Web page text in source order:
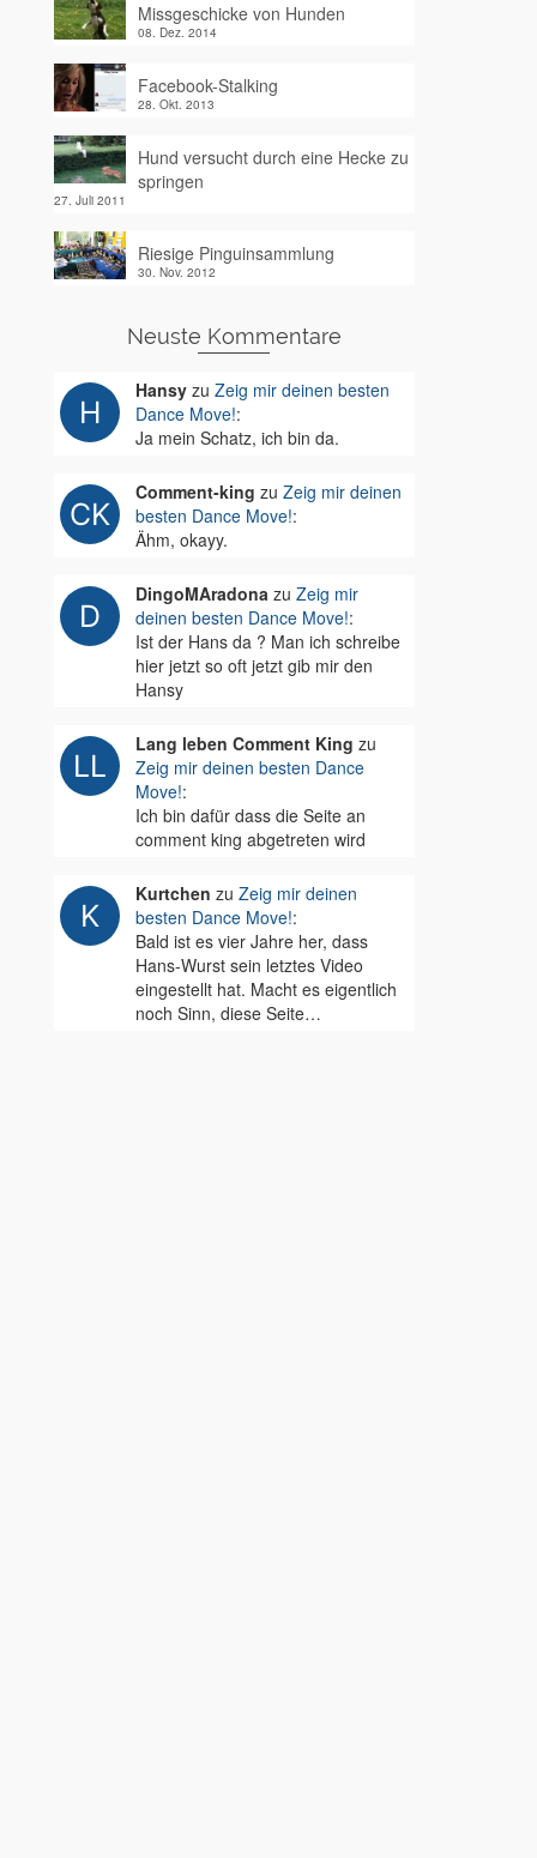
Missgeschicke von Hunden
08. Dez. 2014
Facebook-Stalking
28. Okt. 2013
Hund versucht durch eine Hecke zu
springen
27. Juli 2011
Riesige Pinguinsammlung
30. Nov. 2012
Neuste Kommentare
Hansyzu Zeig mir deinen besten
Dance Move!:
Ja mein Schatz, ich bin da.
Comment-king zu Zeig mir deinen
besten Dance Move!:
Ähm, okayy.
DingoMAradonazu Zeig mir
deinen besten Dance Move!:
Ist der Hans da ? Man ich schreibe
hier jetzt so oft jetzt gib mir den
Hansy
Lang leben Comment King zu
Zeig mir deinen besten Dance
Move!:
Ich bin dafür dass die Seite an
comment king abgetreten wird
Kurtchen zu Zeig mir deinen
besten Dance Move!:
Bald ist es vier Jahre her, dass
Hans-Wurst sein letztes Video
eingestellt hat. Macht es eigentlich
noch Sinn, diese Seite…